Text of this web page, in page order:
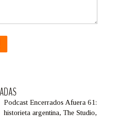
Podcast Encerrados Afuera 61:
historieta argentina, The Studio,